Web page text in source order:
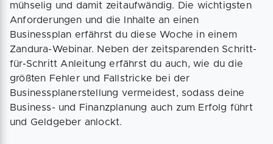
mühselig und damit zeitaufwändig. Die wichtigsten
Anforderungen und die Inhalte an einen
Businessplan erfährst du diese Woche in einem
Zandura-Webinar. Neben der zeitsparenden Schritt-
für-Schritt Anleitung erfährst du auch, wie du die
größten Fehler und Fallstricke bei der
Businessplanerstellung vermeidest, sodass deine
Business- und Finanzplanung auch zum Erfolg führt
und Geldgeber anlockt.